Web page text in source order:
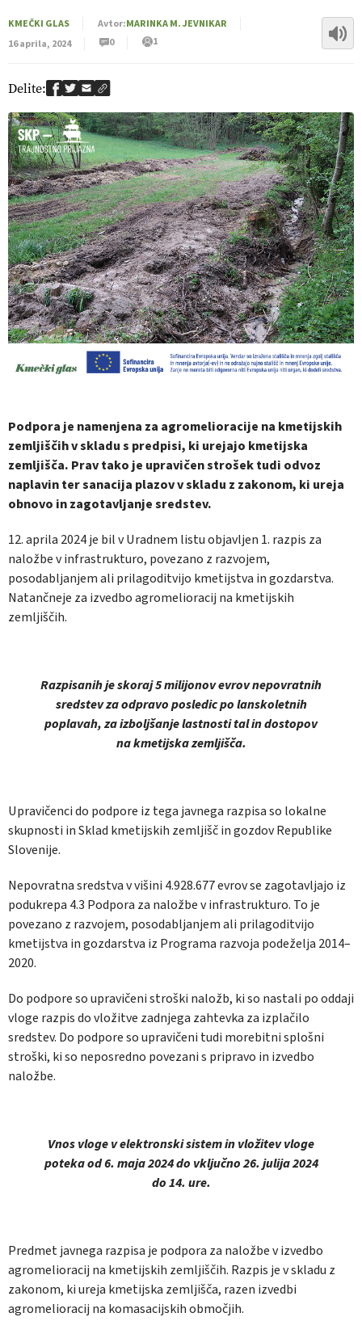
KMEČKI GLAS Avtor:MARINKA M. JEVNIKAR
16 aprila, 2024
0 1
Delite:
Podpora je namenjena za agromelioracije na kmetijskih
zemljiščih v skladu s predpisi, ki urejajo kmetijska
zemljišča. Prav tako je upravičen strošek tudi odvoz
naplavin ter sanacija plazov v skladu z zakonom, ki ureja
obnovo in zagotavljanje sredstev.
12. aprila 2024 je bil v Uradnem listu objavljen 1. razpis za
naložbe v infrastrukturo, povezano z razvojem,
posodabljanjem ali prilagoditvijo kmetijstva in gozdarstva.
Natančneje za izvedbo agromelioracij na kmetijskih
zemljiščih.
Razpisanih je skoraj 5 milijonov evrov nepovratnih
sredstev za odpravo posledic po lanskoletnih
poplavah, za izboljšanje lastnosti tal in dostopov
na kmetijska zemljišča.
Upravičenci do podpore iz tega javnega razpisa so lokalne
skupnosti in Sklad kmetijskih zemljišč in gozdov Republike
Slovenije.
Nepovratna sredstva v višini 4.928.677 evrov se zagotavljajo iz
podukrepa 4.3 Podpora za naložbe v infrastrukturo. To je
povezano z razvojem, posodabljanjem ali prilagoditvijo
kmetijstva in gozdarstva iz Programa razvoja podeželja 2014–
2020.
Do podpore so upravičeni stroški naložb, ki so nastali po oddaji
vloge razpis do vložitve zadnjega zahtevka za izplačilo
sredstev. Do podpore so upravičeni tudi morebitni splošni
stroški, ki so neposredno povezani s pripravo in izvedbo
naložbe.
Vnos vloge v elektronski sistem in vložitev vloge
poteka od 6. maja 2024 do vključno 26. julija 2024
do 14. ure.
Predmet javnega razpisa je podpora za naložbe v izvedbo
agromelioracij na kmetijskih zemljiščih. Razpis je v skladu z
zakonom, ki ureja kmetijska zemljišča, razen izvedbi
agromelioracij na komasacijskih območjih.